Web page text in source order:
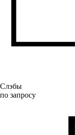
Слэбы
по запросу